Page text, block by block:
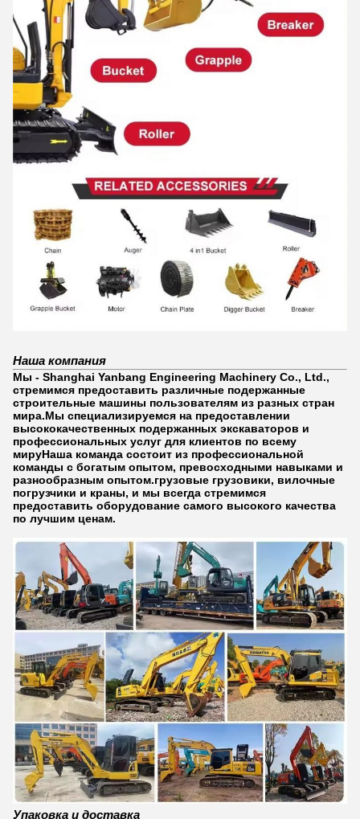
Наша компания
Мы - Shanghai Yanbang Engineering Machinery Co., Ltd.,
стремимся предоставить различные подержанные
строительные машины пользователям из разных стран
мира.Мы специализируемся на предоставлении
высококачественных подержанных экскаваторов и
профессиональных услуг для клиентов по всему
мируНаша команда состоит из профессиональной
команды с богатым опытом, превосходными навыками и
разнообразным опытом.грузовые грузовики, вилочные
погрузчики и краны, и мы всегда стремимся
предоставить оборудование самого высокого качества
по лучшим ценам.
Упаковка и доставка